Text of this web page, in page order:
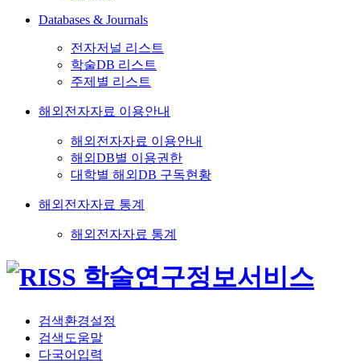
Databases & Journals
전자저널 리스트
학술DB 리스트
주제별 리스트
해외전자자료 이용안내
해외전자자료 이용안내
해외DB별 이용권한
대학별 해외DB 구독현황
해외전자자료 통계
해외전자자료 통계
검색환경설정
검색도움말
다국어입력